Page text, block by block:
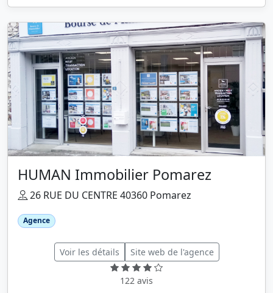
HUMAN Immobilier Pomarez
26 RUE DU CENTRE 40360 Pomarez
Agence
Voir les détails Site web de l'agence
122 avis